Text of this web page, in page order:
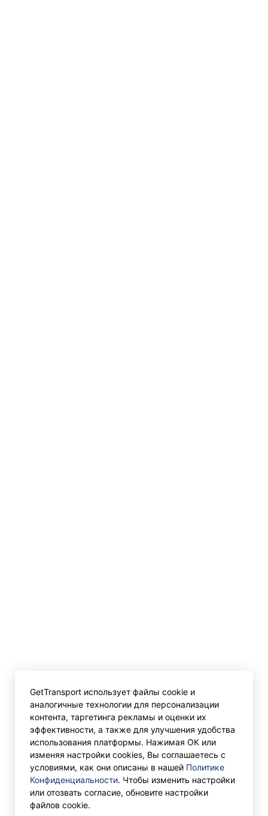
GetTransport использует файлы cookie и
аналогичные технологии для персонализации
контента, таргетинга рекламы и оценки их
эффективности, а также для улучшения удобства
использования платформы. Нажимая ОК или
изменяя настройки cookies, Вы соглашаетесь с
условиями, как они описаны в нашей Политике
Конфиденциальности. Чтобы изменить настройки
или отозвать согласие, обновите настройки
файлов cookie.